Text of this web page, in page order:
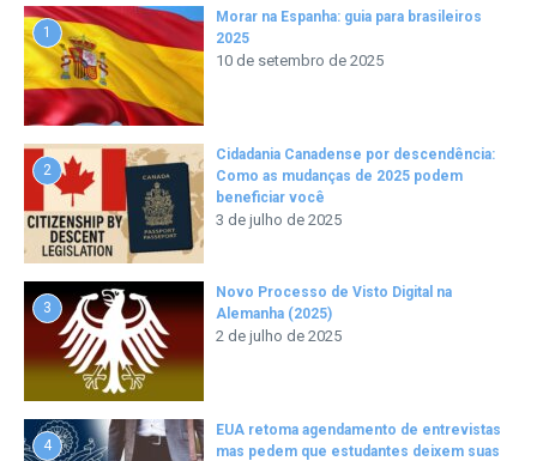
1
Morar na Espanha: guia para brasileiros
2025
10 de setembro de 2025
2
Cidadania Canadense por descendência:
Como as mudanças de 2025 podem
beneficiar você
3 de julho de 2025
3
Novo Processo de Visto Digital na
Alemanha (2025)
2 de julho de 2025
4
EUA retoma agendamento de entrevistas
mas pedem que estudantes deixem suas